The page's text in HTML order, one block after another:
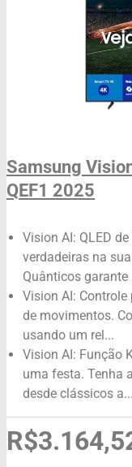
Samsung
QEF1 2025
Vision AI: QLED
verdadeiras na
Quânticos garante
Vision AI:
de movimentos.
usando um rel...
Vision AI: Função
uma festa. Tenha
desde clássicos a...